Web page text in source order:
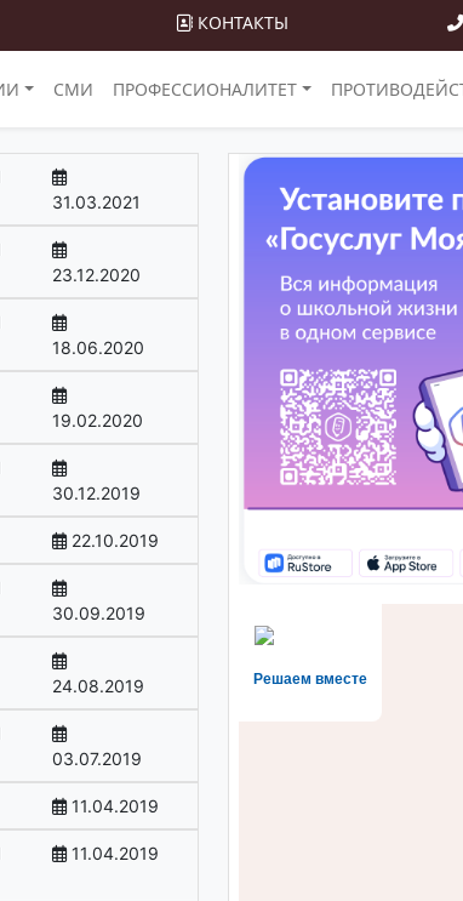
КОНТАКТЫ
СМИ ПРОФЕССИОНАЛИТЕТ
31.03.2021
23.12.2020
18.06.2020
19.02.2020
30.12.2019
22.10.2019
30.09.2019
24.08.2019
03.07.2019
11.04.2019
11.04.2019
Решаем вместе